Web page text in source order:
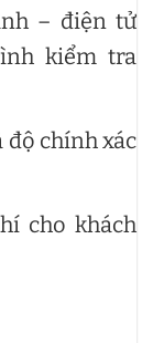
– điện tử
kiểm tra
độ chính xác
cho khách